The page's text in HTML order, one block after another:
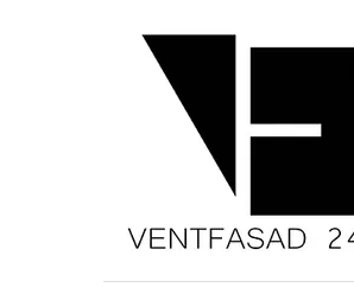
АЛЮМИНИЕВЫЙ
КІРІҢІЗ
ПАРОЛЬДІ
БА?